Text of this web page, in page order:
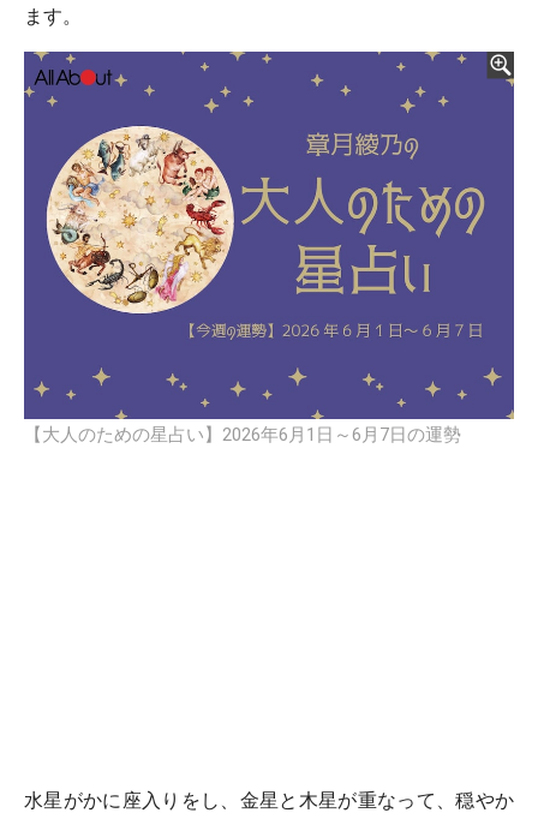
ます。
【大人のための星占い】2026年6月1日～6月7日の運勢
水星がかに座入りをし、金星と木星が重なって、穏やか